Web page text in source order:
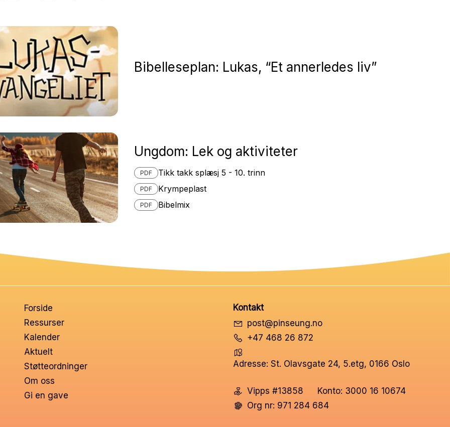
Bibelleseplan: Lukas, “Et annerledes liv”
Ungdom: Lek og aktiviteter
PDF Tikk takk splæsj 5 - 10. trinn
PDF Krympeplast
PDF Bibelmix
Forside
Ressurser
Kalender
Aktuelt
Støtteordninger
Om oss
Gi en gave
Kontakt
post@pinseung.no
+47 468 26 872
Adresse: St. Olavsgate 24, 5.etg, 0166 Oslo
Vipps #13858
Konto: 3000 16 10674
Org nr: 971 284 684